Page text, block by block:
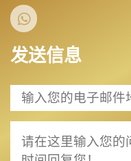
发送信息